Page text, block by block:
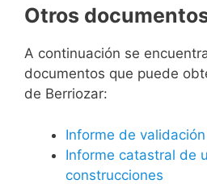
Otros
A continuación se
documentos que puede
de Berriozar:
Informe de
Informe catastral de
construcciones